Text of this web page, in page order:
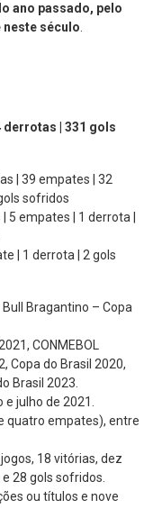
ano passado, pelo
neste século
derrotas | 331 gols
| 39 empates | 32
sofridos
5 empates | 1 derrota |
| 1 derrota | 2 gols
Bragantino – Copa
CONMEBOL
Copa do Brasil 2020,
Brasil 2023.
julho de 2021.
quatro empates), entre
jogos, 18 vitórias, dez
28 gols sofridos.
ou títulos e nove